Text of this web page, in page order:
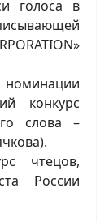
голоса в
номинации
конкурс
слова –
чтецов,
России